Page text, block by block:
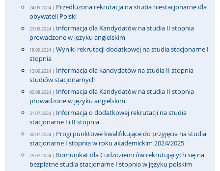
24.09.2024 | Przedłużona rekrutacja na studia niestacjonarne dla
obywateli Polski
23.09.2024 | Informacja dla Kandydatów na studia II stopnia
prowadzone w języku angielskim
18.09.2024 | Wyniki rekrutacji dodatkowej na studia stacjonarne I
stopnia
13.09.2024 | Informacja dla kandydatów na studia II stopnia
studiów stacjonarnych
05.08.2024 | Informacja dla Kandydatów na studia II stopnia
prowadzone w języku angielskim
31.07.2024 | Informacja o dodatkowej rekrutacji na studia
stacjonarne I i II stopnia
30.07.2024 | Progi punktowe kwalifikujące do przyjęcia na studia
stacjonarne I stopnia w roku akademickim 2024/2025
25.07.2024 | Komunikat dla Cudzoziemców rekrutujących się na
bezpłatne studia stacjonarne I stopnia w języku polskim